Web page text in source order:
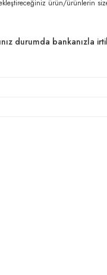
ürün/ürünlerin
durumda bankanızla